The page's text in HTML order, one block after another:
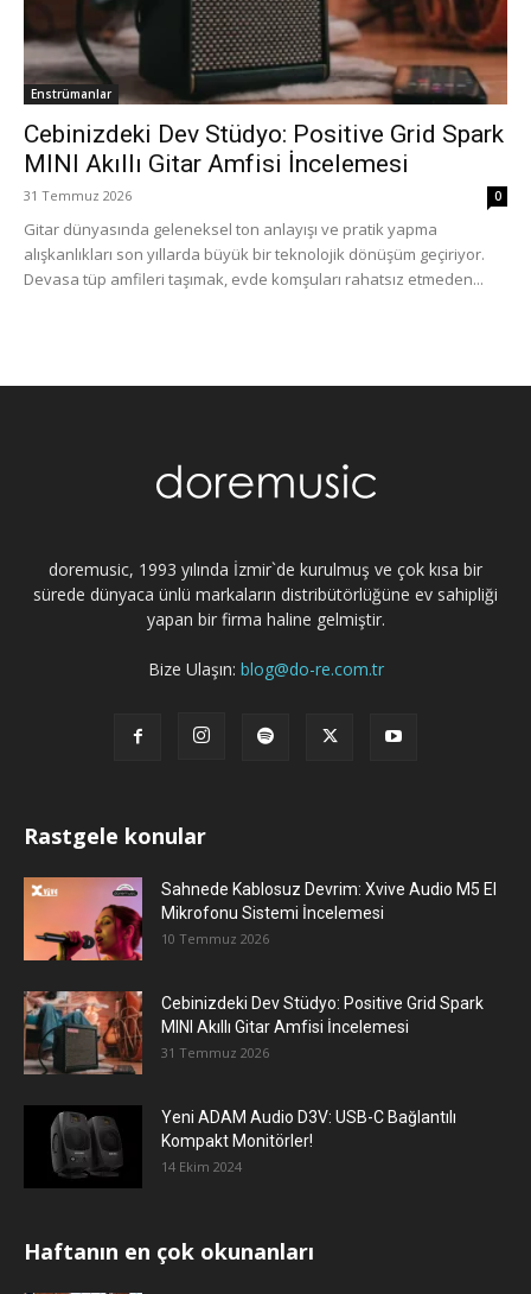
Enstrümanlar
Cebinizdeki Dev Stüdyo: Positive Grid Spark
MINI Akıllı Gitar Amfisi İncelemesi
31 Temmuz 2026 0
Gitar dünyasında geleneksel ton anlayışı ve pratik yapma
alışkanlıkları son yıllarda büyük bir teknolojik dönüşüm geçiriyor.
Devasa tüp amfileri taşımak, evde komşuları rahatsız etmeden...
doremusic, 1993 yılında İzmir`de kurulmuş ve çok kısa bir
sürede dünyaca ünlü markaların distribütörlüğüne ev sahipliği
yapan bir firma haline gelmiştir.
Bize Ulaşın: blog@do-re.com.tr
Rastgele konular
Sahnede Kablosuz Devrim: Xvive Audio M5 El
Mikrofonu Sistemi İncelemesi
10 Temmuz 2026
Cebinizdeki Dev Stüdyo: Positive Grid Spark
MINI Akıllı Gitar Amfisi İncelemesi
31 Temmuz 2026
Yeni ADAM Audio D3V: USB-C Bağlantılı
Kompakt Monitörler!
14 Ekim 2024
Haftanın en çok okunanları